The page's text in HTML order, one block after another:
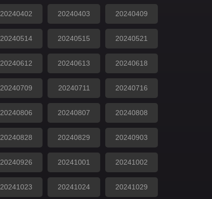
20240402 20240403 20240409
20240514 20240515 20240521
20240612 20240613 20240618
20240709 20240711 20240716
20240806 20240807 20240808
20240828 20240829 20240903
20240926 20241001 20241002
20241023 20241024 20241029